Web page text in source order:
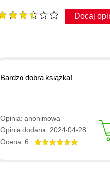
Dodaj
Bardzo dobra książka!
Opinia: anonimowa
Opinia dodana: 2024-04-28
Ocena: 6